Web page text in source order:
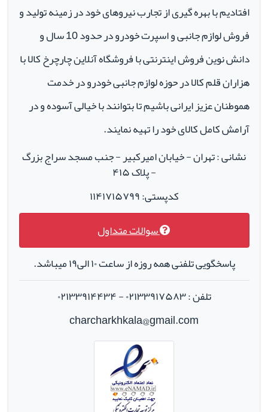
افتادیم با بهره گیری از تجارب نیروهای خود در زمینه تولید و
فروش لوازم جانبی و اسپرت خودرو در حدود 10 سال و
دانش نوین فروش اینترنتی با فروشگاه آنلاین چارچرخ کالا با
هزاران قلم کالا در حوزه لوازم جانبی خودرو در خدمت
هموطنان عزیز ایرانی باشیم تا بتوانند با خیالی آسوده و در
آرامش کامل کالای خود را تهیه نمایند.
نشانی : تهران - خیابان امیرکبیر - جنب مسجد سراج بزرگ
- پلاک ۴۱۵
کدپستی: ۱۱۴۱۷۱۵۷۹۹
سوالات متداول
پاسخگویی تلفنی همه روزه از ساعت ۱۰ الی۱۹ میباشد.
تلفن : ۰۲۱۳۳۹۱۷۵۸۳ - ۰۲۱۳۳۹۱۴۴۳۴
charcharkhkala@gmail.com